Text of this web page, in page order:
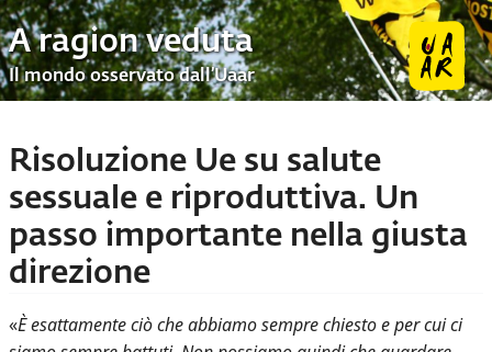
A ragion veduta
Il mondo osservato dall’Uaar
Risoluzione Ue su salute
sessuale e riproduttiva. Un
passo importante nella giusta
direzione
«È esattamente ciò che abbiamo sempre chiesto e per cui ci